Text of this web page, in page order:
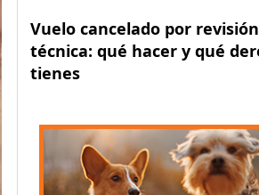
Vuelo cancelado por revisión
técnica: qué hacer y qué
tienes